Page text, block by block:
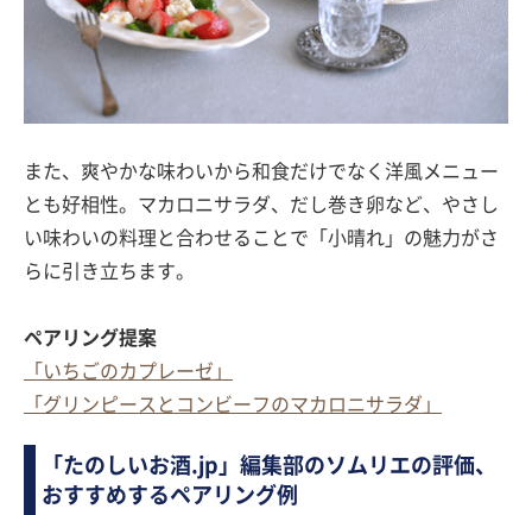
また、爽やかな味わいから和食だけでなく洋風メニュー
とも好相性。マカロニサラダ、だし巻き卵など、やさし
い味わいの料理と合わせることで「小晴れ」の魅力がさ
らに引き立ちます。
ペアリング提案
「いちごのカプレーゼ」
「グリンピースとコンビーフのマカロニサラダ」
「たのしいお酒.jp」編集部のソムリエの評価、
おすすめするペアリング例